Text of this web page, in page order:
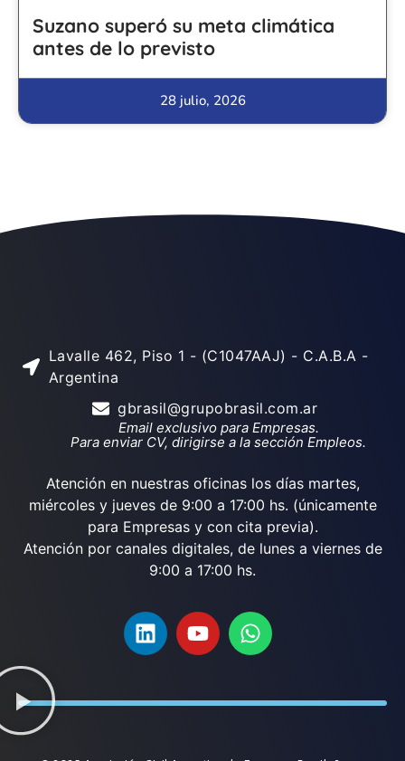
Suzano superó su meta climática
antes de lo previsto
28 julio, 2026
Lavalle 462, Piso 1 - (C1047AAJ) - C.A.B.A -
Argentina
gbrasil@grupobrasil.com.ar
Email exclusivo para Empresas.
Para enviar CV, dirigirse a la sección Empleos.
Atención en nuestras oficinas los días martes,
miércoles y jueves de 9:00 a 17:00 hs. (únicamente
para Empresas y con cita previa).
Atención por canales digitales, de lunes a viernes de
9:00 a 17:00 hs.